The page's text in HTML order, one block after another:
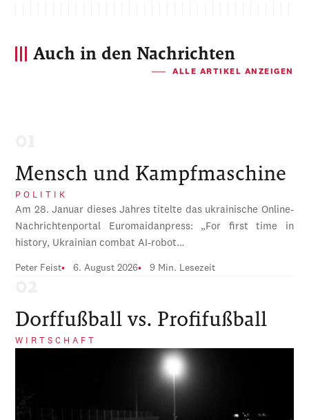
Auch in den Nachrichten
ALLE ARTIKEL ANZEIGEN
Mensch und Kampfmaschine
POLITIK
Am 28. Januar dieses Jahres titelte das ukrainische Online-
Nachrichtenportal Euromaidanpress: „For first time in
history, Ukrainian combat AI-robot…
Peter Feist 6. August 2026 9 Min. Lesezeit
Dorffußball vs. Profifußball
WIRTSCHAFT